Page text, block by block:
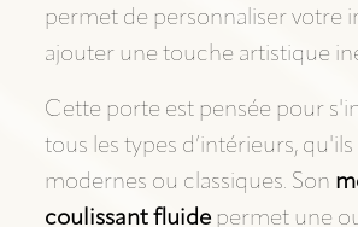
permet de personnaliser votre
ajouter une touche artistique
Cette porte est pensée pour
tous les types d’intérieurs,
modernes ou classiques. Son
coulissant fluide permet une